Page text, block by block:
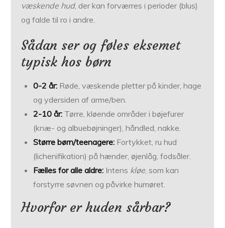
væskende hud, der kan forværres i perioder (blus)
og falde til ro i andre.
Sådan ser og føles eksemet
typisk hos børn
0-2 år: Røde, væskende pletter på kinder, hage
og ydersiden af arme/ben.
2-10 år: Tørre, kløende områder i bøjefurer
(knæ- og albuebøjninger), håndled, nakke.
Større børn/teenagere: Fortykket, ru hud
(lichenifikation) på hænder, øjenlåg, fodsåler.
Fælles for alle aldre: Intens kløe, som kan
forstyrre søvnen og påvirke humøret.
Hvorfor er huden sårbar?